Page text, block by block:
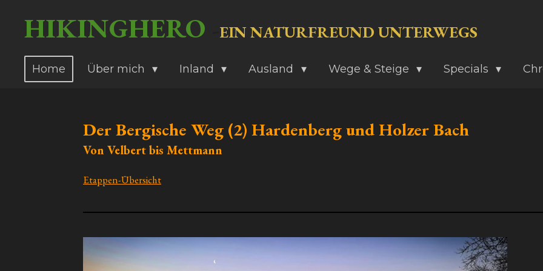
Hauptinhalt
springen
HIKINGHERO EIN NATURFREUND UNTERWEGS
Home Über mich Inland Ausland Wege & Steige Specials
Der Bergische Weg (2) Hardenberg und Holzer Bach
Von Velbert bis Mettmann
Etappen-Übersicht